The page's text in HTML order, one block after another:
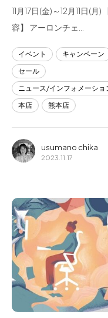
11月17日(金)～12月11日(月)
容】 アーロンチェ…
イベント
キャンペーン
セール
ニュース/インフォメーショ
本店
熊本店
usumano chika
2023.11.17